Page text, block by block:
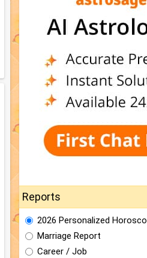
Reports
2026 Personalized
Marriage Report
Career / Job